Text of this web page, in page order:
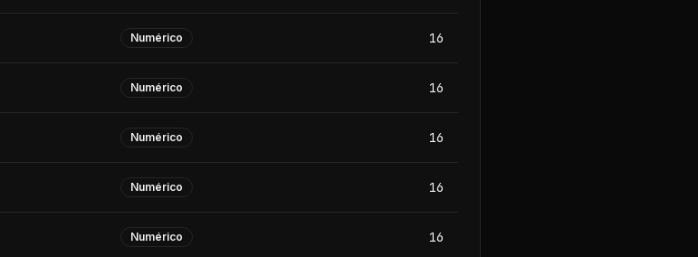
Numérico 16
Numérico 16
Numérico 16
Numérico 16
Numérico 16